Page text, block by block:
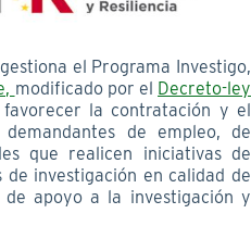
el Programa Investigo,
modificado por el Decreto-ley
la contratación y el
de empleo, de
que realicen iniciativas de
investigación en calidad de
de apoyo a la investigación y